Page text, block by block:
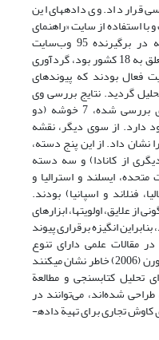
قرار داد. وی داده­های این
استفاده از سایت «راهنمای
آموزش اینترنت و خدمات مشاوره» که در برگیرنده 95 وب‌سایت
دانشکده­های کتابداری و اطلاع‌رسانی متعلق به 18 کشور بود، گردآوری
مجموع این 95 سایت، 70 سایت فعال بودند که پیوندهای
گردید. نتایج بررسی وی
نشان داد در وب‌سایتهای دانشکده­های بررسی شده، 7 خوشه (دو
دارد. از سوی دیگر، نقشه
نشان داد. از این پنج دسته،
از کانادا) و سه دسته
متحده، ایسلند و استرالیا و
فنلاند و اسپانیا) بودند.
علایق، اولویتها، ابزارهای
انگیزه برقراری پیوند
مقالات علمی دارای تنوع
و بجورنبورن (2006) خاطر نشان می­کنند
کتاب­سنجی و مطالعة
شده‌اند، می‌توانند در
کاوش تجاری برای تهیة داده­